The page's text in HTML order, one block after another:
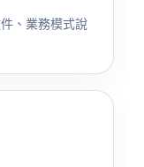
、業務模式說